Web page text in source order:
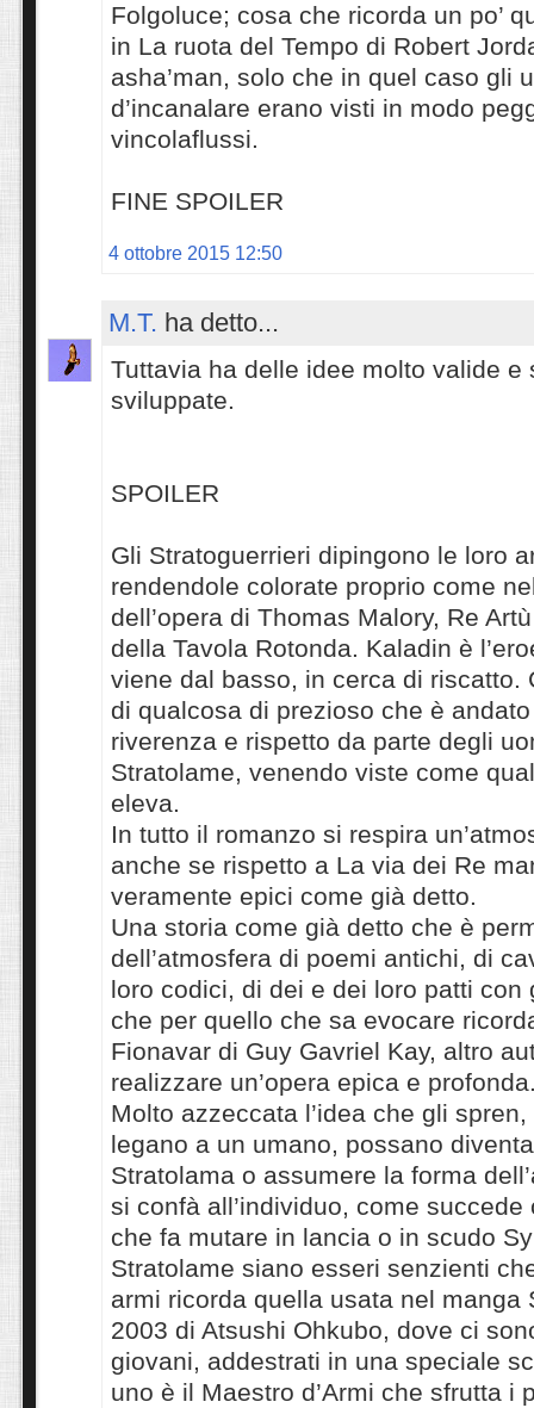
Folgoluce; cosa che ricorda un po’
in La ruota del Tempo di Robert
asha’man, solo che in quel caso gli
d’incanalare erano visti in modo
vincolaflussi.
FINE SPOILER
4 ottobre 2015 12:50
M.T. ha detto...
Tuttavia ha delle idee molto valide e
sviluppate.
SPOILER
Gli Stratoguerrieri dipingono le loro
rendendole colorate proprio come
dell’opera di Thomas Malory, Re
della Tavola Rotonda. Kaladin è
viene dal basso, in cerca di riscatto.
di qualcosa di prezioso che è andato
riverenza e rispetto da parte degli
Stratolame, venendo viste come
eleva.
In tutto il romanzo si respira
anche se rispetto a La via dei Re
veramente epici come già detto.
Una storia come già detto che è
dell’atmosfera di poemi antichi, di
loro codici, di dei e dei loro patti con
che per quello che sa evocare
Fionavar di Guy Gavriel Kay, altro
realizzare un’opera epica e
Molto azzeccata l’idea che gli
legano a un umano, possano
Stratolama o assumere la forma
si confà all’individuo, come succede
che fa mutare in lancia o in scudo
Stratolame siano esseri senzienti
armi ricorda quella usata nel manga
2003 di Atsushi Ohkubo, dove ci
giovani, addestrati in una speciale
uno è il Maestro d’Armi che sfrutta i